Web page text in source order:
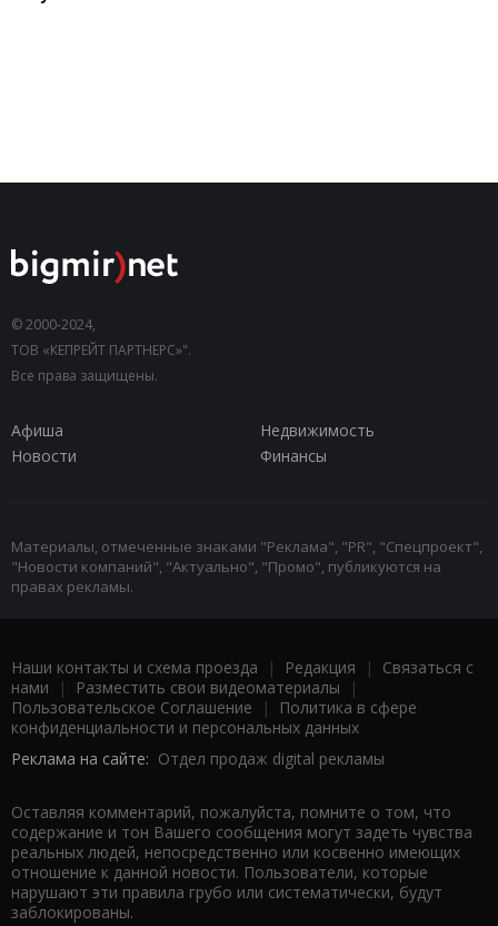
© 2000-2024,
ТОВ «КЕПРЕЙТ ПАРТНЕРС»".
Все права защищены.
Афиша
Недвижимость
Новости
Финансы
Материалы, отмеченные знаками "Реклама", "PR", "Спецпроект",
"Новости компаний", "Актуально", "Промо", публикуются на
правах рекламы.
Наши контакты и схема проезда | Редакция | Связаться с
нами | Разместить свои видеоматериалы |
Пользовательское Соглашение |
Политика в сфере
конфиденциальности и персональных данных
Реклама на сайте: Отдел продаж digital рекламы
Оставляя комментарий, пожалуйста, помните о том, что
содержание и тон Вашего сообщения могут задеть чувства
реальных людей, непосредственно или косвенно имеющих
отношение к данной новости. Пользователи, которые
нарушают эти правила грубо или систематически, будут
заблокированы.